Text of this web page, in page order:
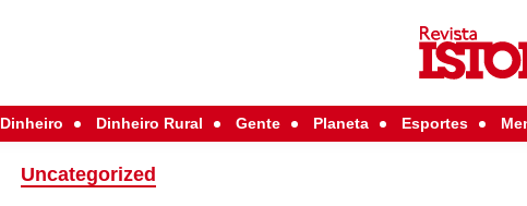
Dinheiro Dinheiro Rural Gente Planeta Esportes
Uncategorized